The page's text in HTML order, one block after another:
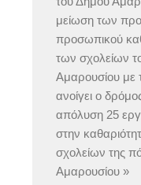
μείωση των
προσωπικού
των σχολείων
Αμαρουσίου με
ανοίγει ο
απόλυση 25
στην
σχολείων της
Αμαρουσίου »